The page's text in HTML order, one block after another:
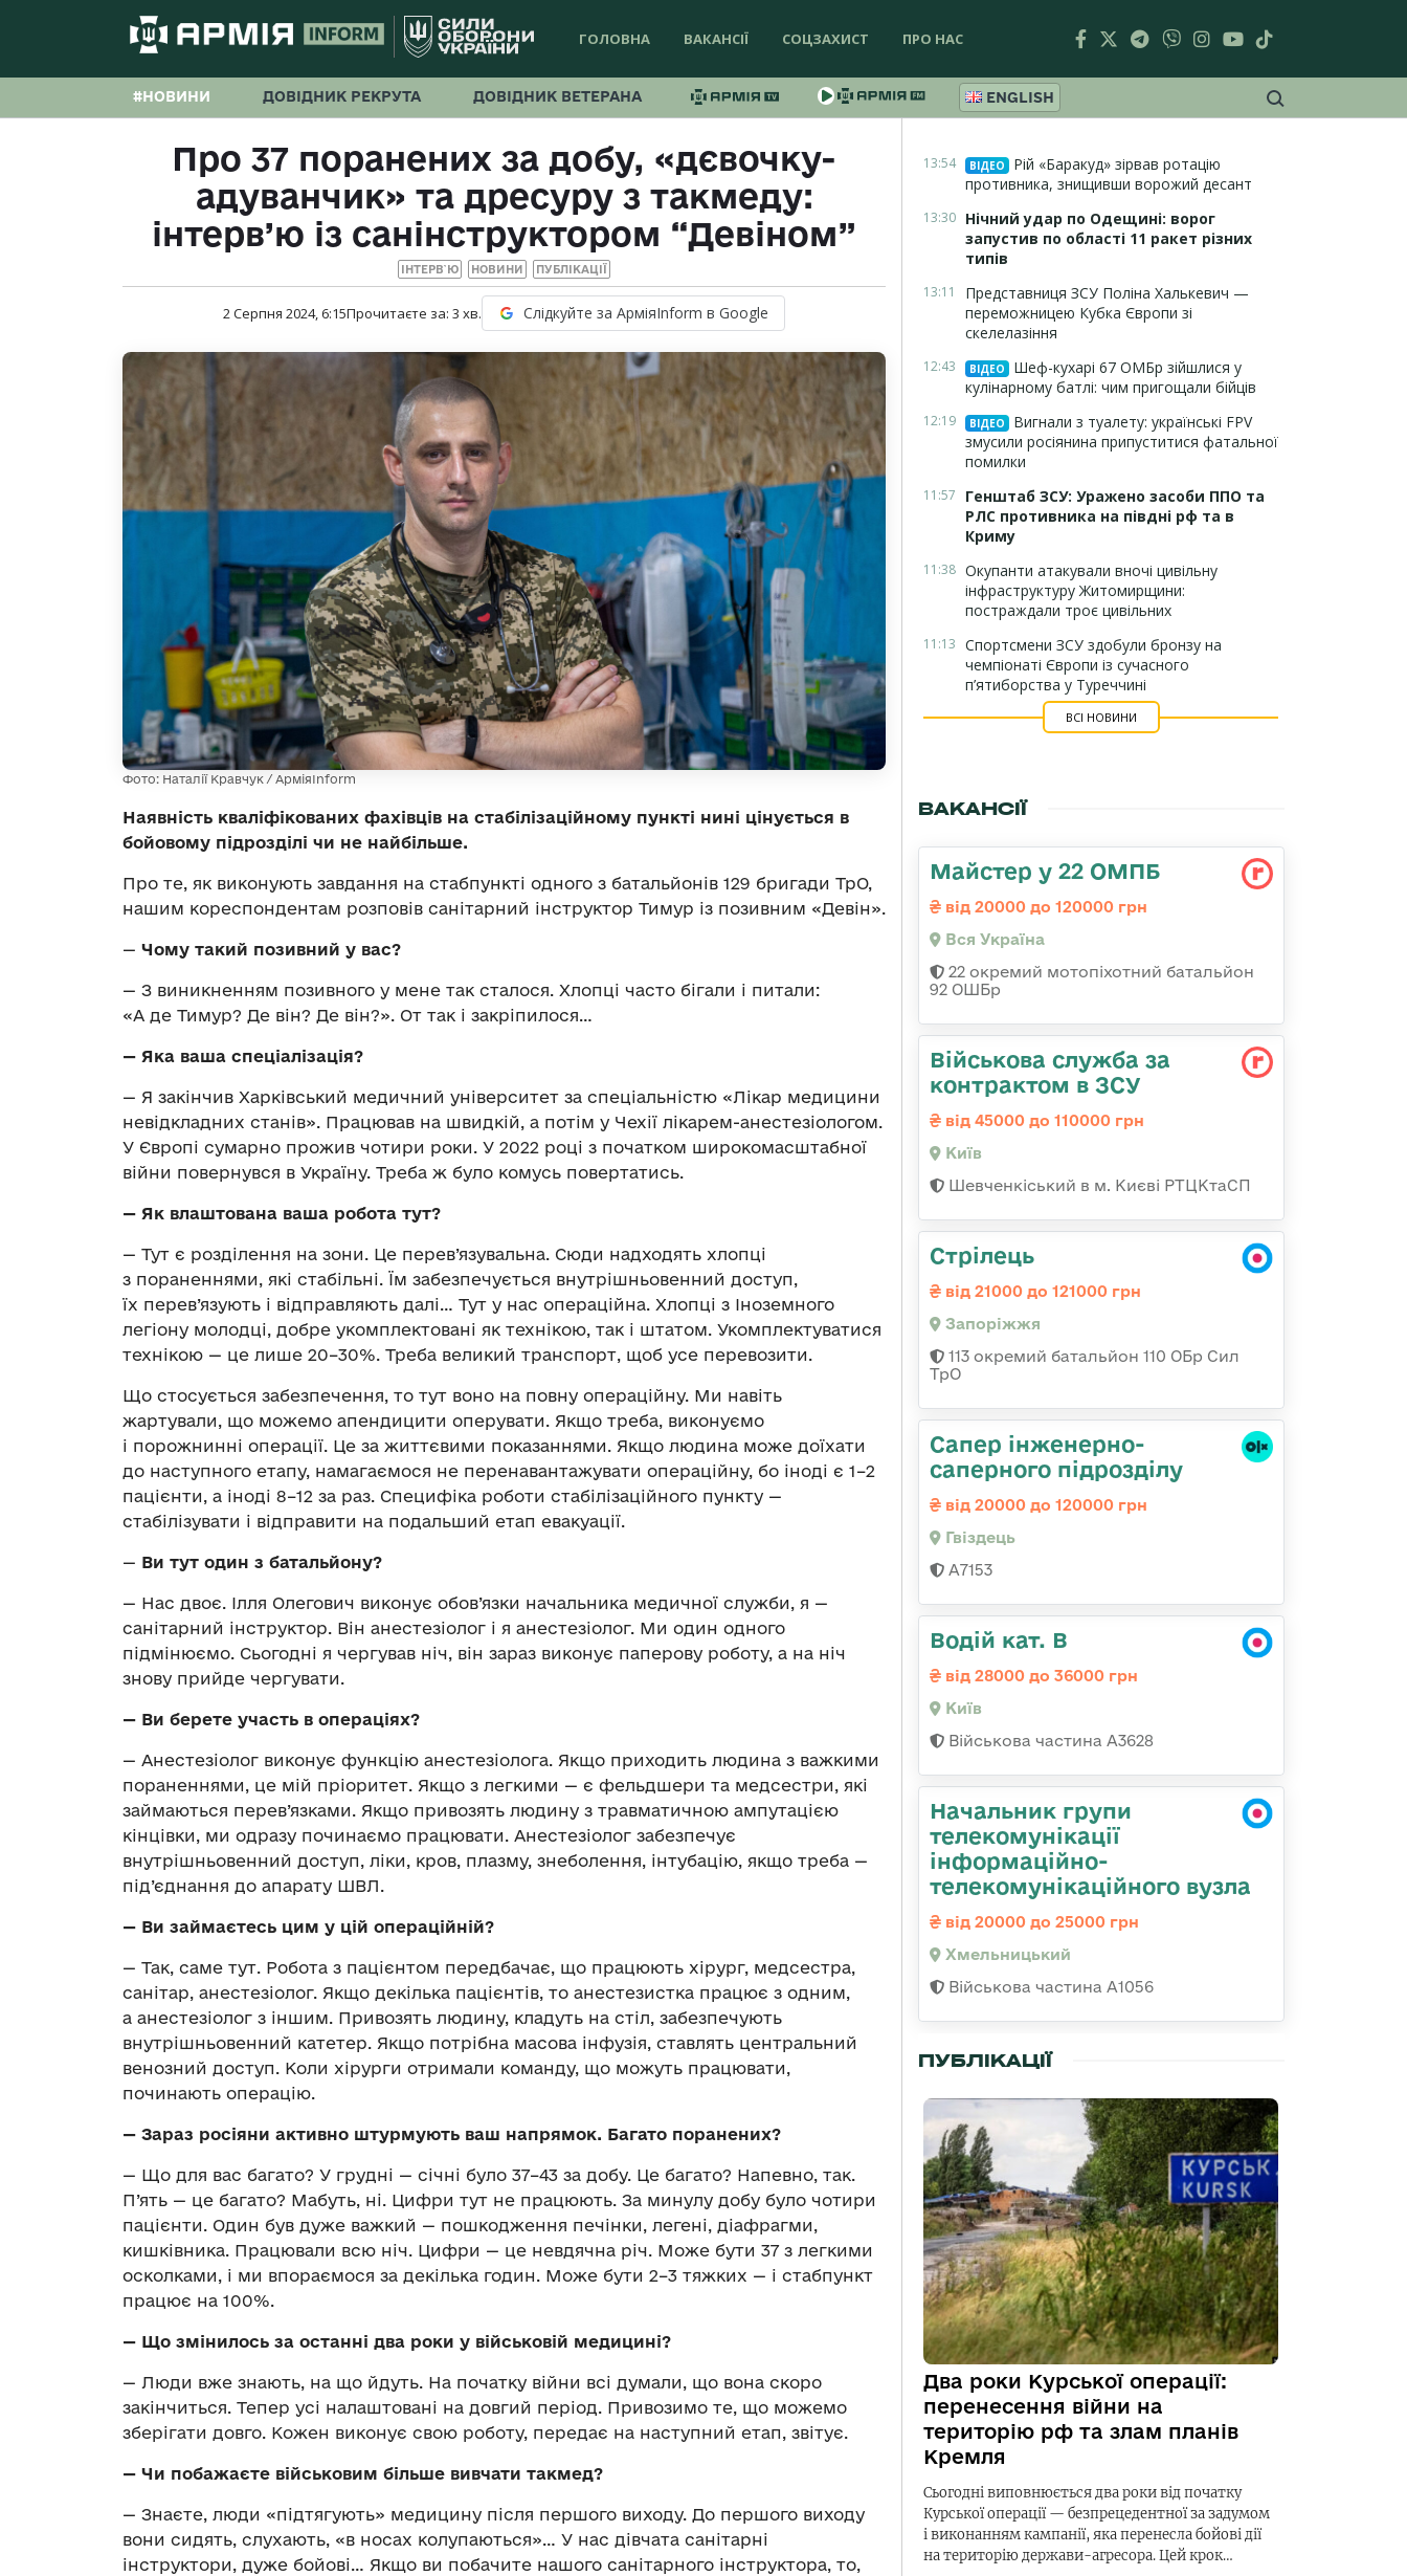
ГОЛОВНА ВАКАНСІЇ СОЦЗАХИСТ ПРО НАС
#НОВИНИ ДОВІДНИК РЕКРУТА ДОВІДНИК ВЕТЕРАНА ENGLISH
Про 37 поранених за добу, «дєвочку-
адуванчик» та дресуру з такмеду:
інтерв’ю із санінструктором “Девіном”
ІНТЕРВ`Ю НОВИНИ ПУБЛІКАЦІЇ
2 Серпня 2024, 6:15Прочитаєте за: 3 хв. Слідкуйте за АрміяInform в Google
Фото: Наталії Кравчук / АрміяInform
Наявність кваліфікованих фахівців на стабілізаційному пункті нині цінується в
бойовому підрозділі чи не найбільше.
Про те, як виконують завдання на стабпункті одного з батальйонів 129 бригади ТрО,
нашим кореспондентам розповів санітарний інструктор Тимур із позивним «Девін».
— Чому такий позивний у вас?
— З виникненням позивного у мене так сталося. Хлопці часто бігали і питали:
«А де Тимур? Де він? Де він?». От так і закріпилося…
— Яка ваша спеціалізація?
— Я закінчив Харківський медичний університет за спеціальністю «Лікар медицини
невідкладних станів». Працював на швидкій, а потім у Чехії лікарем-анестезіологом.
У Європі сумарно прожив чотири роки. У 2022 році з початком широкомасштабної
війни повернувся в Україну. Треба ж було комусь повертатись.
— Як влаштована ваша робота тут?
— Тут є розділення на зони. Це перев’язувальна. Сюди надходять хлопці
з пораненнями, які стабільні. Їм забезпечується внутрішньовенний доступ,
їх перев’язують і відправляють далі… Тут у нас операційна. Хлопці з Іноземного
легіону молодці, добре укомплектовані як технікою, так і штатом. Укомплектуватися
технікою — це лише 20–30%. Треба великий транспорт, щоб усе перевозити.
Що стосується забезпечення, то тут воно на повну операційну. Ми навіть
жартували, що можемо апендицити оперувати. Якщо треба, виконуємо
і порожнинні операції. Це за життєвими показаннями. Якщо людина може доїхати
до наступного етапу, намагаємося не перенавантажувати операційну, бо іноді є 1–2
пацієнти, а іноді 8–12 за раз. Специфіка роботи стабілізаційного пункту —
стабілізувати і відправити на подальший етап евакуації.
— Ви тут один з батальйону?
— Нас двоє. Ілля Олегович виконує обов’язки начальника медичної служби, я —
санітарний інструктор. Він анестезіолог і я анестезіолог. Ми один одного
підмінюємо. Сьогодні я чергував ніч, він зараз виконує паперову роботу, а на ніч
знову прийде чергувати.
— Ви берете участь в операціях?
— Анестезіолог виконує функцію анестезіолога. Якщо приходить людина з важкими
пораненнями, це мій пріоритет. Якщо з легкими — є фельдшери та медсестри, які
займаються перев’язками. Якщо привозять людину з травматичною ампутацією
кінцівки, ми одразу починаємо працювати. Анестезіолог забезпечує
внутрішньовенний доступ, ліки, кров, плазму, знеболення, інтубацію, якщо треба —
під’єднання до апарату ШВЛ.
— Ви займаєтесь цим у цій операційній?
— Так, саме тут. Робота з пацієнтом передбачає, що працюють хірург, медсестра,
санітар, анестезіолог. Якщо декілька пацієнтів, то анестезистка працює з одним,
а анестезіолог з іншим. Привозять людину, кладуть на стіл, забезпечують
внутрішньовенний катетер. Якщо потрібна масова інфузія, ставлять центральний
венозний доступ. Коли хірурги отримали команду, що можуть працювати,
починають операцію.
— Зараз росіяни активно штурмують ваш напрямок. Багато поранених?
— Що для вас багато? У грудні — січні було 37–43 за добу. Це багато? Напевно, так.
П’ять — це багато? Мабуть, ні. Цифри тут не працюють. За минулу добу було чотири
пацієнти. Один був дуже важкий — пошкодження печінки, легені, діафрагми,
кишківника. Працювали всю ніч. Цифри — це невдячна річ. Може бути 37 з легкими
осколками, і ми впораємося за декілька годин. Може бути 2–3 тяжких — і стабпункт
працює на 100%.
— Що змінилось за останні два роки у військовій медицині?
— Люди вже знають, на що йдуть. На початку війни всі думали, що вона скоро
закінчиться. Тепер усі налаштовані на довгий період. Привозимо те, що можемо
зберігати довго. Кожен виконує свою роботу, передає на наступний етап, звітує.
— Чи побажаєте військовим більше вивчати такмед?
— Знаєте, люди «підтягують» медицину після першого виходу. До першого виходу
вони сидять, слухають, «в носах колупаються»… У нас дівчата санітарні
інструктори, дуже бойові… Якщо ви побачите нашого санітарного інструктора, то,
13:54 ВІДЕО
Рій «Баракуд» зірвав ротацію
противника, знищивши ворожий десант
13:30 Нічний удар по Одещині: ворог
запустив по області 11 ракет різних
типів
13:11
Представниця ЗСУ Поліна Халькевич —
переможницею Кубка Європи зі
скелелазіння
12:43 ВІДЕО
Шеф-кухарі 67 ОМБр зійшлися у
кулінарному батлі: чим пригощали бійців
12:19 ВІДЕО
Вигнали з туалету: українські FPV
змусили росіянина припуститися фатальної
помилки
11:57
Генштаб ЗСУ: Уражено засоби ППО та
РЛС противника на півдні рф та в
Криму
11:38 Окупанти атакували вночі цивільну
інфраструктуру Житомирщини:
постраждали троє цивільних
11:13 Спортсмени ЗСУ здобули бронзу на
чемпіонаті Європи із сучасного
п’ятиборства у Туреччині
ВСІ НОВИНИ
ВАКАНСІЇ
Майстер у 22 ОМПБ
від 20000 до 120000 грн
Вся Україна
22 окремий мотопіхотний батальйон
92 ОШБр
Військова служба за
контрактом в ЗСУ
від 45000 до 110000 грн
Київ
Шевченкіський в м. Києві РТЦКтаСП
Стрілець
від 21000 до 121000 грн
Запоріжжя
113 окремий батальйон 110 ОБр Сил
ТрО
Сапер інженерно-
саперного підрозділу
від 20000 до 120000 грн
Гвiздець
А7153
Водій кат. В
від 28000 до 36000 грн
Київ
Військова частина А3628
Начальник групи
телекомунікації
інформаційно-
телекомунікаційного вузла
від 20000 до 25000 грн
Хмельницький
Військова частина А1056
ПУБЛІКАЦІЇ
Два роки Курської операції:
перенесення війни на
територію рф та злам планів
Кремля
Сьогодні виповнюється два роки від початку
Курської операції — безпрецедентної за задумом
і виконанням кампанії, яка перенесла бойові дії
на територію держави-агресора. Цей крок…